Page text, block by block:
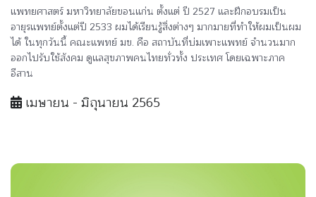
แพทยศาสตร์ มหาวิทยาลัยขอนแก่น ตั้งแต่ ปี 2527 และฝึกอบรมเป็น
อายุรแพทย์ตั้งแต่ปี 2533 ผมได้เรียนรู้สิ่งต่างๆ มากมายที่ทำให้ผมเป็นผม
ได้ ในทุกวันนี้ คณะแพทย์ มข. คือ สถาบันที่บ่มเพาะแพทย์ จำนวนมาก
ออกไปรับใช้สังคม ดูแลสุขภาพคนไทยทั่วทั้ง ประเทศ โดยเฉพาะภาค
อีสาน
เมษายน - มิถุนายน 2565